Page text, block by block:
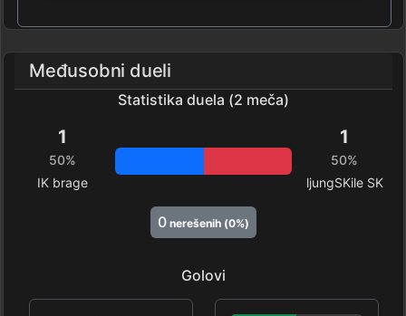
Međusobni dueli
Statistika duela (2 meča)
1
50%
IK brage
1
50%
ljungSKile SK
0 nerešenih (0%)
Golovi